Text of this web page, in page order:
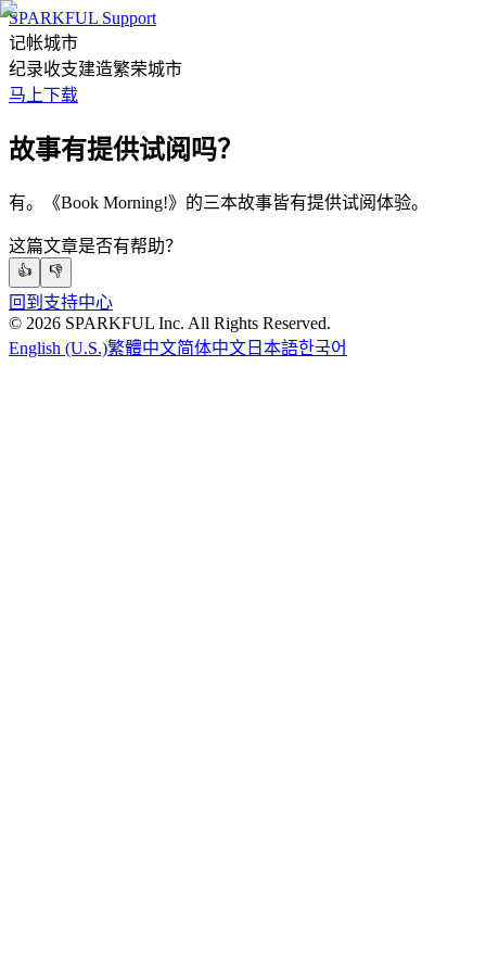
SPARKFUL Support
记帐城市
纪录收支建造繁荣城市
马上下载
故事有提供试阅吗？
有。《Book Morning!》的三本故事皆有提供试阅体验。
这篇文章是否有帮助？
👍 👎
回到支持中心
© 2026 SPARKFUL Inc. All Rights Reserved.
English (U.S.)繁體中文简体中文 日本語한국어